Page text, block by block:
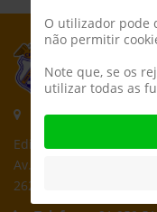
Morada:
Edifício CPCD
Av. Póvoa de Dom
2625-235 Póvoa de
O utilizador pode
não permitir
Note que, se os
utilizar todas as